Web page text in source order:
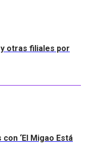
otras filiales por
‘El Migao Está